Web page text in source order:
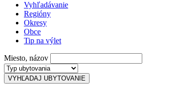
Vyhľadávanie
Regióny
Okresy
Obce
Tip na výlet
Miesto, názov